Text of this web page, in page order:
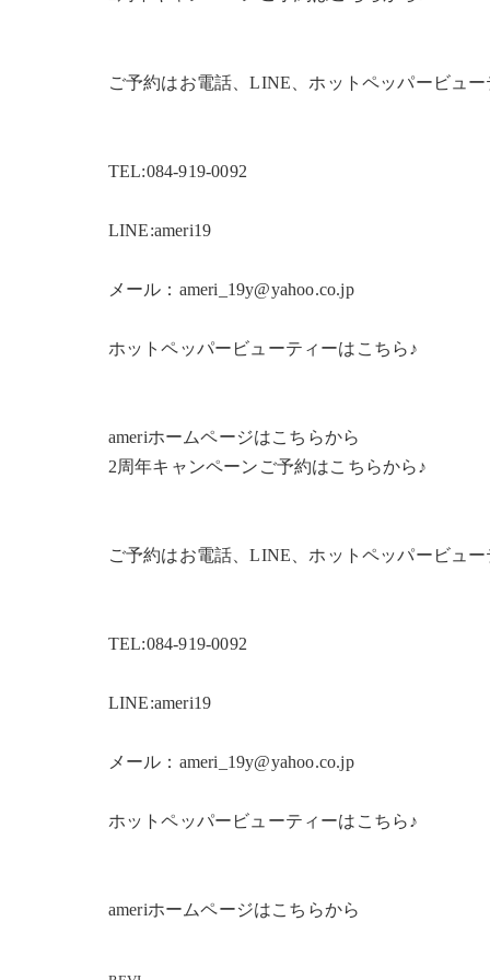
ご予約はお電話、LINE、ホットペッパービュ
TEL:084-919-0092
LINE:ameri19
メール：ameri_19y@yahoo.co.jp
ホットペッパービューティーはこちら♪
ameriホームページはこちらから
2周年キャンペーンご予約はこちらから♪
ご予約はお電話、LINE、ホットペッパービュ
TEL:084-919-0092
LINE:ameri19
メール：ameri_19y@yahoo.co.jp
ホットペッパービューティーはこちら♪
ameriホームページはこちらから